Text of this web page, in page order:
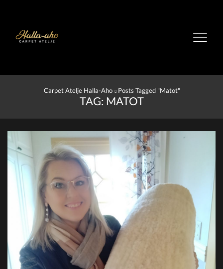
Carpet Atelje Halla-Aho Posts Tagged "matot"
TAG: MATOT